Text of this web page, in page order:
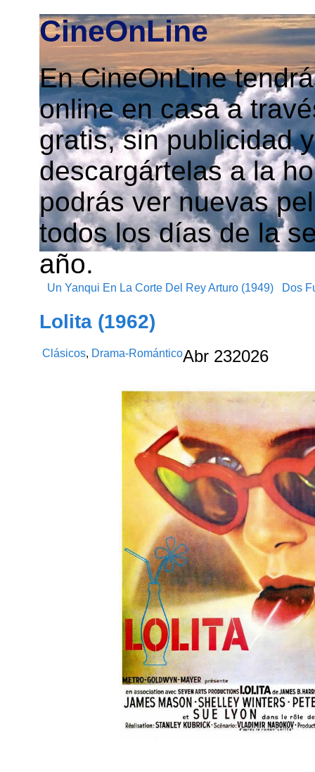
CineOnLine
En CineOnLine
online en casa a
gratis, sin publicidad
descargártelas a la
podrás ver nuevas
todos los días de la
año.
Un Yanqui En La Corte Del Rey Arturo (1949) Dos
Lolita (1962)
Clásicos, Drama-RománticoAbr 232026